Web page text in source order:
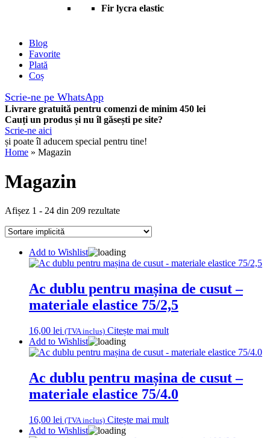
Fir lycra elastic
Blog
Favorite
Plată
Coș
Scrie-ne pe WhatsApp
Livrare gratuită pentru comenzi de minim 450 lei
Cauți un produs și nu îl găsești pe site?
Scrie-ne aici
și poate îl aducem special pentru tine!
Home » Magazin
Magazin
Afișez 1 - 24 din 209 rezultate
Add to Wishlist
Ac dublu pentru mașina de cusut –
materiale elastice 75/2,5
16,00 lei (TVA inclus) Citește mai mult
Add to Wishlist
Ac dublu pentru mașina de cusut –
materiale elastice 75/4.0
16,00 lei (TVA inclus) Citește mai mult
Add to Wishlist